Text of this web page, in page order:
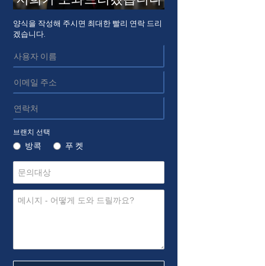
양식을 작성해 주시면 최대한 빨리 연락 드리
겠습니다.
브랜치 선택
방콕 푸 켓